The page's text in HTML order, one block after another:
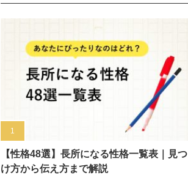
【性格48選】長所になる性格一覧表｜見つ
け方から伝え方まで解説